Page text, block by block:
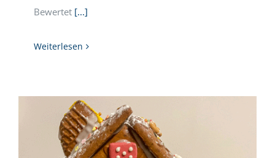
Bewertet [...]
Weiterlesen